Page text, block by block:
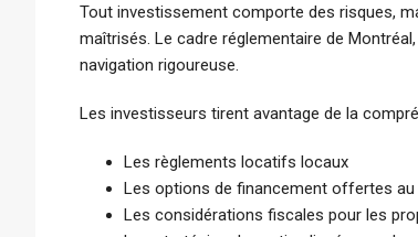
Tout investissement comporte des risques,
maîtrisés. Le cadre réglementaire de
navigation rigoureuse.
Les investisseurs tirent avantage de la
Les règlements locatifs locaux
Les options de financement offertes au
Les considérations fiscales pour les